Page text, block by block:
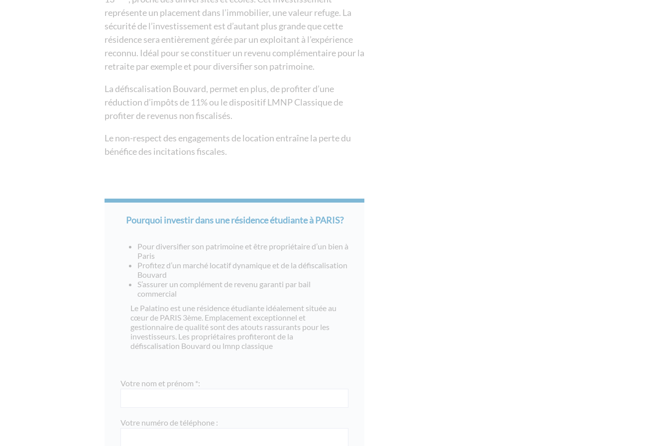
représente un placement dans l’immobilier, une valeur refuge. La
sécurité de l’investissement est d’autant plus grande que cette
résidence sera entièrement gérée par un exploitant à l’expérience
reconnu. Idéal pour se constituer un revenu complémentaire pour la
retraite par exemple et pour diversifier son patrimoine.
La défiscalisation Bouvard, permet en plus, de profiter d’une
réduction d’impôts de 11% ou le dispositif LMNP Classique de
profiter de revenus non fiscalisés.
Le non-respect des engagements de location entraîne la perte du
bénéfice des incitations fiscales.
Pourquoi investir dans une résidence étudiante à PARIS?
Pour diversifier son patrimoine et être propriétaire d’un bien à
Paris
Profitez d’un marché locatif dynamique et de la défiscalisation
Bouvard
S’assurer un complément de revenu garanti par bail
commercial
Le Palatino est une résidence étudiante idéalement située au
cœur de PARIS 3ème. Emplacement exceptionnel et
gestionnaire de qualité sont des atouts rassurants pour les
investisseurs. Les propriétaires profiteront de la
défiscalisation Bouvard ou lmnp classique
Votre nom et prénom *:
Votre numéro de téléphone :